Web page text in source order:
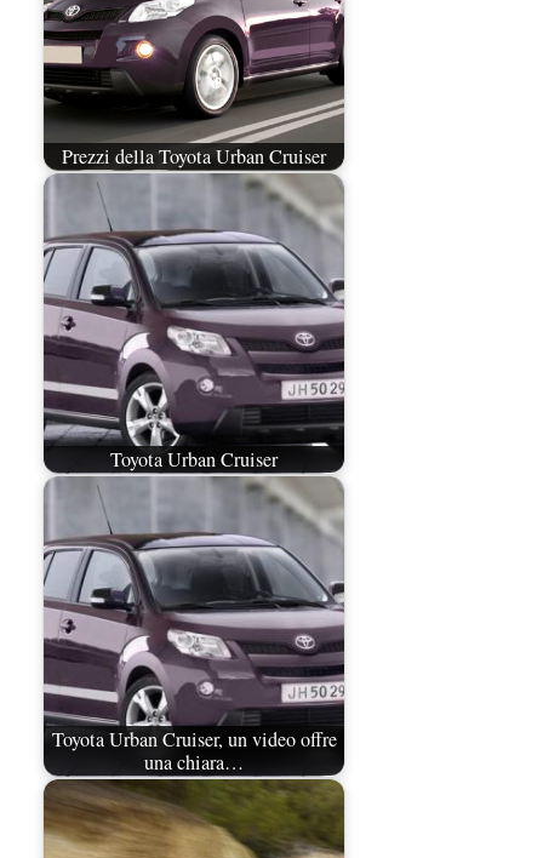
Prezzi della Toyota Urban Cruiser
Toyota Urban Cruiser
Toyota Urban Cruiser, un video offre
una chiara…